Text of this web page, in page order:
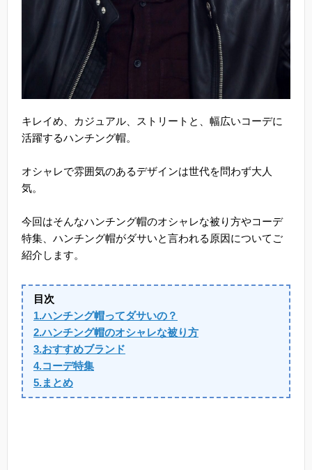
キレイめ、カジュアル、ストリートと、幅広いコーデに
活躍するハンチング帽。
オシャレで雰囲気のあるデザインは世代を問わず大人
気。
今回はそんなハンチング帽のオシャレな被り方やコーデ
特集、ハンチング帽がダサいと言われる原因についてご
紹介します。
目次
1.ハンチング帽ってダサいの？
2.ハンチング帽のオシャレな被り方
3.おすすめブランド
4.コーデ特集
5.まとめ